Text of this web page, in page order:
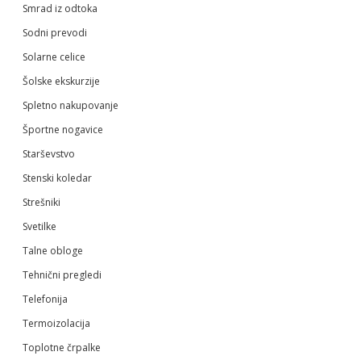
Smrad iz odtoka
Sodni prevodi
Solarne celice
Šolske ekskurzije
Spletno nakupovanje
Športne nogavice
Starševstvo
Stenski koledar
Strešniki
Svetilke
Talne obloge
Tehnični pregledi
Telefonija
Termoizolacija
Toplotne črpalke